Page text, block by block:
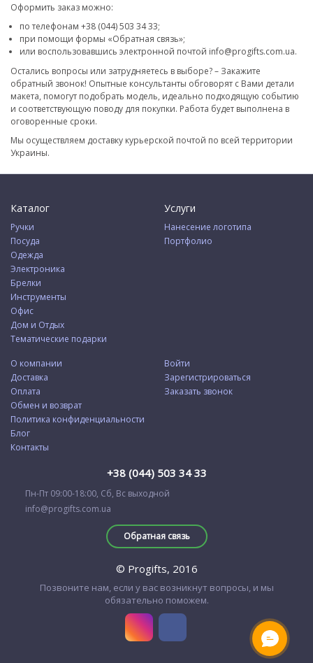
Оформить заказ можно:
по телефонам +38 (044) 503 34 33;
при помощи формы «Обратная связь»;
или воспользовавшись электронной почтой info@progifts.com.ua.
Остались вопросы или затрудняетесь в выборе? – Закажите
обратный звонок! Опытные консультанты обговорят с Вами детали
макета, помогут подобрать модель, идеально подходящую событию
и соответствующую поводу для покупки. Работа будет выполнена в
оговоренные сроки.
Мы осуществляем доставку курьерской почтой по всей территории
Украины.
Каталог
Ручки
Посуда
Одежда
Электроника
Брелки
Инструменты
Офис
Дом и Отдых
Тематические подарки
Услуги
Нанесение логотипа
Портфолио
О компании
Доставка
Оплата
Обмен и возврат
Политика конфиденциальности
Блог
Контакты
Войти
Зарегистрироваться
Заказать звонок
+38 (044) 503 34 33
Пн-Пт 09:00-18:00, Сб, Вс выходной
info@progifts.com.ua
Обратная связь
© Progifts, 2016
Позвоните нам, если у вас возникнут вопросы, и мы
обязательно поможем.